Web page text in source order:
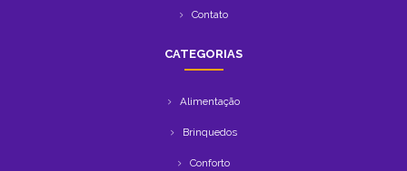
Contato
CATEGORIAS
Alimentação
Brinquedos
Conforto